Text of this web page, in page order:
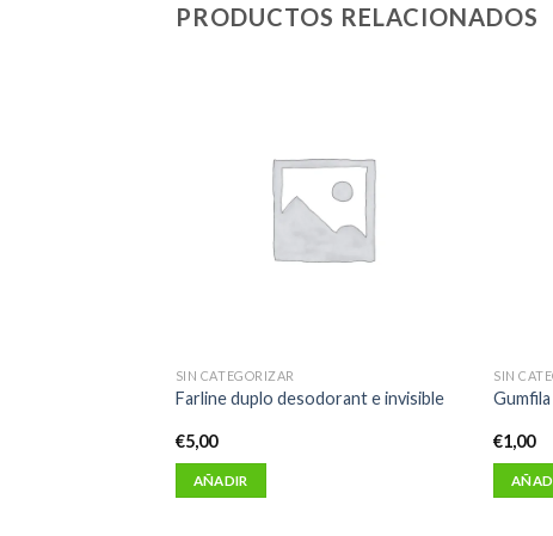
PRODUCTOS RELACIONADOS
SIN CATEGORIZAR
Farline duplo desodorant e invisible
€5,00
AÑADIR
SIN
€1,00